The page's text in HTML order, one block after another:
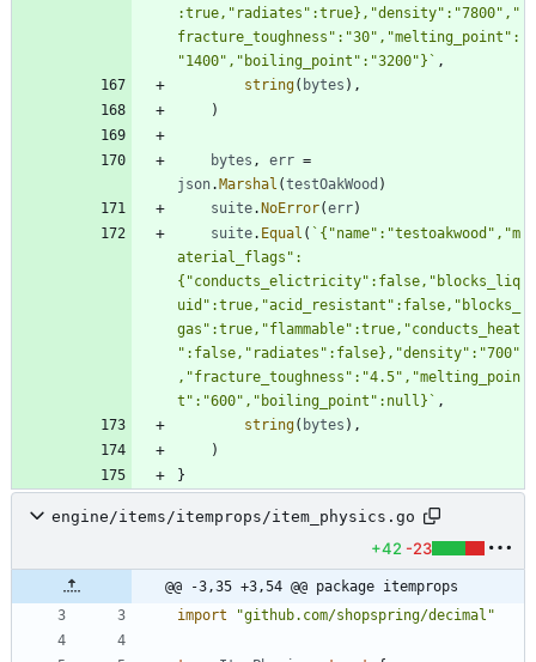
:true,"radiates":true},"density":"7800","
fracture_toughness":"30","melting_point":
"1400","boiling_point":"3200"} ` ,
string( bytes ) ,
)
bytes , err =
json. Marshal (testOakWood )
suite. NoError(err)
suite. Equal ( ` { "name":"testoakwood","m
aterial_flags":
{ "conducts_elictricity":false,"blocks_liq
uid":true,"acid_resistant":false,"blocks_
gas":true,"flammable":true,"conducts_heat
":false,"radiates":false},"density":"700"
,"fracture_toughness":"4.5","melting_poin
t":"600","boiling_point":null} ` ,
string( bytes ) ,
)
}
engine/items/itemprops/item_physics.go
+42 -23
@@ -3,35 +3,54 @@ package itemprops
import
"github.com/shopspring/decimal"